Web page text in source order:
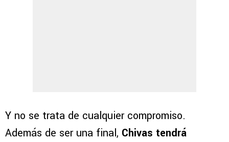
Y no se trata de cualquier compromiso.
Además de ser una final, Chivas tendrá